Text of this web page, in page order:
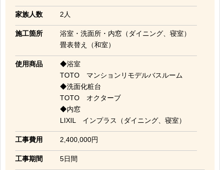
家族人数 2人
施工箇所
浴室・洗面所・内窓（ダイニング、寝室）
畳表替え（和室）
使用商品
◆浴室
TOTO マンションリモデルバスルーム
◆洗面化粧台
TOTO オクターブ
◆内窓
LIXIL インプラス（ダイニング、寝室）
工事費用 2,400,000円
工事期間 5日間